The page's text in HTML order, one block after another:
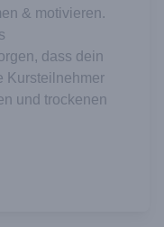
& motivieren.
dass dein
Kursteilnehmer
und trockenen